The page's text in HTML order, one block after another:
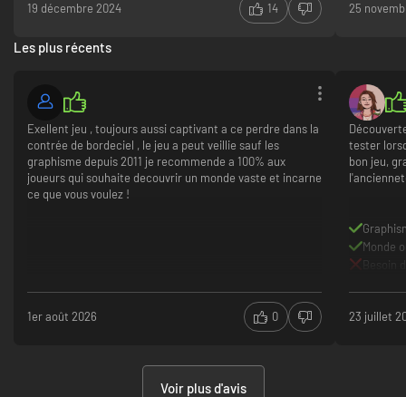
☐ À ne pas regarder trop longtemps
☐ MS-DOS
☐ Très bon
☑ Bon
☐ C'est juste du gameplay
---{ Audio }---
19 décembre 2024 14
âge,
aspects
rien
moi,
aventure
après sa
25
Les plus récents
Exellent jeu , toujours aussi captivant a ce perdre dans la
contrée de bordeciel , le jeu a peut veillie sauf les
graphisme depuis 2011 je recommende a 100% aux
joueurs qui souhaite decouvrir un monde vaste et incarne
ce que vous voulez !
1er août 2026 0
tester
bon jeu,
Monde
23 juillet
Voir plus d'avis